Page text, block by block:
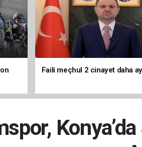
Faili meçhul 2 cinayet daha